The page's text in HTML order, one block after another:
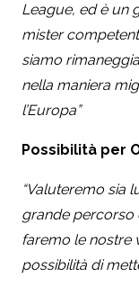
League, ed è un
mister
siamo
nella maniera
l’Europa”
Possibilità per
“Valuteremo sia
grande percorso
faremo le nostre
possibilità di